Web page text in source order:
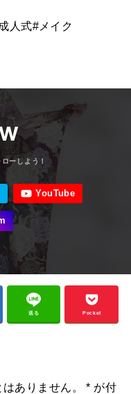
人式#メイク
送る Pocket
ありません。 * が付